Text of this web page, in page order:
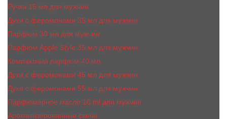
Ручка 15 мл для мужчин
Духи с феромонами 35 мл для мужчин
Парфюм 30 мл для мужчин
Парфюм Apple Style 35 мл для мужчин
Компактный парфюм 40 мл
Духи с феромонами 45 мл для мужчин
Духи с феромонами 55 мл для мужчин
Парфюмерное масло 10 ml для мужчин
Ароматизированные свечи